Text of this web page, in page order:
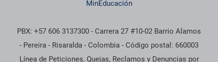
MinEducación
PBX: +57 606 3137300 - Carrera 27 #10-02 Barrio Alamos
- Pereira - Risaralda - Colombia - Código postal: 660003
Línea de Peticiones, Quejas, Reclamos y Denuncias por